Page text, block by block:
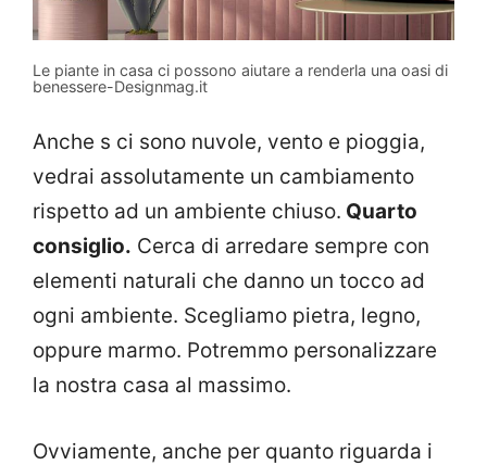
Le piante in casa ci possono aiutare a renderla una oasi di
benessere-Designmag.it
Anche s ci sono nuvole, vento e pioggia,
vedrai assolutamente un cambiamento
rispetto ad un ambiente chiuso. Quarto
consiglio. Cerca di arredare sempre con
elementi naturali che danno un tocco ad
ogni ambiente. Scegliamo pietra, legno,
oppure marmo. Potremmo personalizzare
la nostra casa al massimo.
Ovviamente, anche per quanto riguarda i